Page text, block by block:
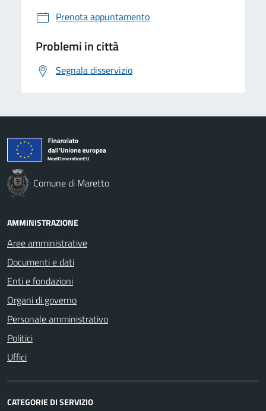
Prenota appuntamento
Problemi in città
Segnala disservizio
Comune di Maretto
AMMINISTRAZIONE
Aree amministrative
Documenti e dati
Enti e fondazioni
Organi di governo
Personale amministrativo
Politici
Uffici
CATEGORIE DI SERVIZIO